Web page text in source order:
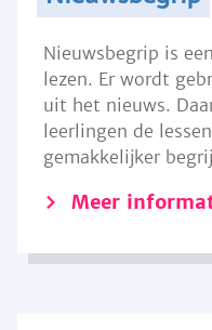
Nieuwsbegrip is
lezen. Er wordt
uit het nieuws.
leerlingen de
gemakkelijker
Meer